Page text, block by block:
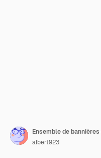
albert923